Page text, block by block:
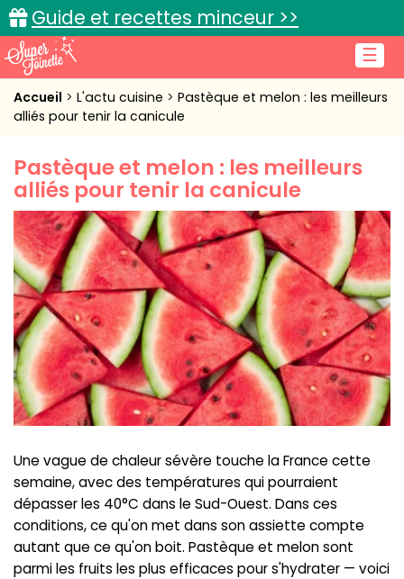
☰
Guide et recettes minceur >>
Accueil
Cuisine pratique
L'actu cuisine
Connexion
Accueil L'actu cuisine
Pastèque et melon : les meilleurs
alliés pour tenir la canicule
Pastèque et melon : les meilleurs
alliés pour tenir la canicule
Une vague de chaleur sévère touche la France cette
semaine, avec des températures qui pourraient
dépasser les 40°C dans le Sud-Ouest. Dans ces
conditions, ce qu'on met dans son assiette compte
autant que ce qu'on boit. Pastèque et melon sont
parmi les fruits les plus efficaces pour s'hydrater — voici